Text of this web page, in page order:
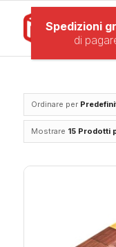
Ordinare per
Mostrare 15 Prodotti
Spedizioni
di